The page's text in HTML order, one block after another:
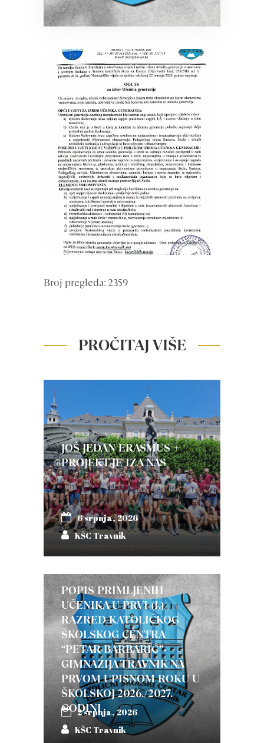
Broj pregleda: 2359
PROČITAJ VIŠE
JOŠ JEDAN ERASMUS +
PROJEKT JE IZA NAS
6 srpnja, 2026
KŠC Travnik
POPIS PRIMLJENIH
UČENIKA U PRVI (I.)
RAZRED KATOLIČKOG
ŠKOLSKOG CENTRA
“PETAR BARBARIĆ”-
GIMNAZIJA TRAVNIK NA
PRVOM UPISNOM ROKU U
ŠKOLSKOJ 2026./2027.
GODINI
2 srpnja, 2026
KŠC Travnik